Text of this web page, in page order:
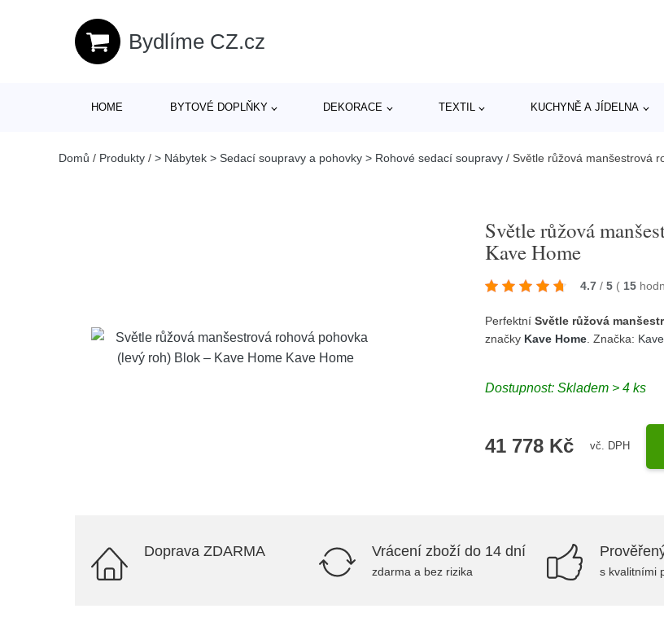
Bydlíme CZ.cz
HOME BYTOVÉ DOPLŇKY DEKORACE TEXTIL KUCHYNĚ A JÍDELNA
Domů / Produkty / > Nábytek > Sedací soupravy a pohovky > Rohové sedací soupravy / Světle růžová manšestrová
Světle růžová
Kave Home
4.7 / 5 ( 15
PerfektníSvětle růžová
značky Kave Home . Značka:
Dostupnost:Skladem > 4 ks
41 778 Kč vč. DPH
Doprava ZDARMA Vrácení zboží do 14 dní
zdarma a bez rizika s kvalitními